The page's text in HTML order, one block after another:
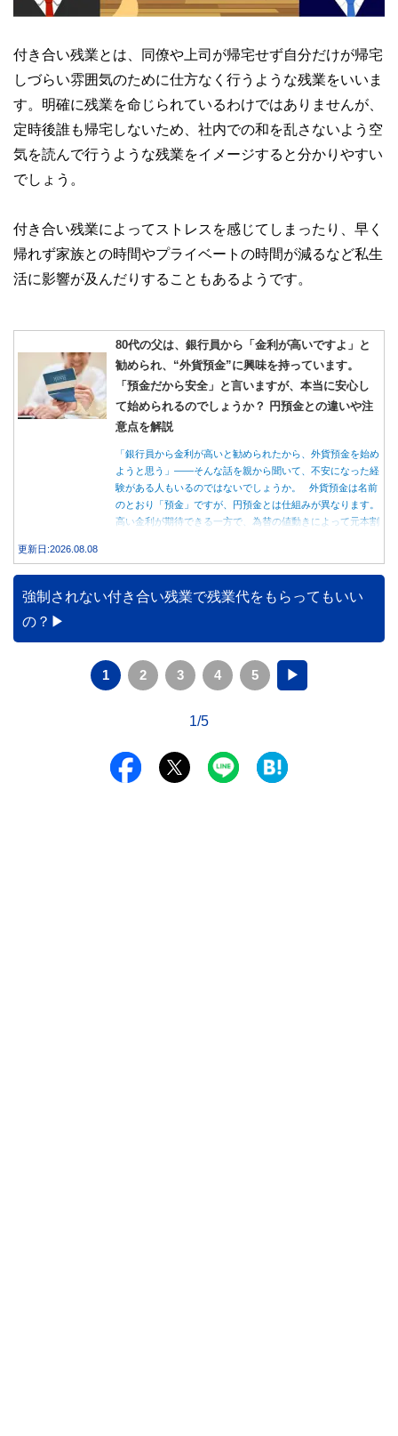
付き合い残業とは、同僚や上司が帰宅せず自分だけが帰宅
しづらい雰囲気のために仕方なく行うような残業をいいま
す。明確に残業を命じられているわけではありませんが、
定時後誰も帰宅しないため、社内での和を乱さないよう空
気を読んで行うような残業をイメージすると分かりやすい
でしょう。
付き合い残業によってストレスを感じてしまったり、早く
帰れず家族との時間やプライベートの時間が減るなど私生
活に影響が及んだりすることもあるようです。
80代の父は、銀行員から「金利が高いですよ」と
勧められ、“外貨預金”に興味を持っています。
「預金だから安全」と言いますが、本当に安心し
て始められるのでしょうか？ 円預金との違いや注
意点を解説
「銀行員から金利が高いと勧められたから、外貨預金を始め
ようと思う」――そんな話を親から聞いて、不安になった経
験がある人もいるのではないでしょうか。 外貨預金は名前
のとおり「預金」ですが、円預金とは仕組みが異なります。
高い金利が期待できる一方で、為替の値動きによって元本割
更新日:2026.08.08
強制されない付き合い残業で残業代をもらってもいい
の？
1 2 3 4 5 ▶
1/5